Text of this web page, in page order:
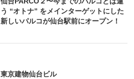
う “オトナ” をメインターゲットにした
新しいパルコが仙台駅前にオープン！
東京建物仙台ビル